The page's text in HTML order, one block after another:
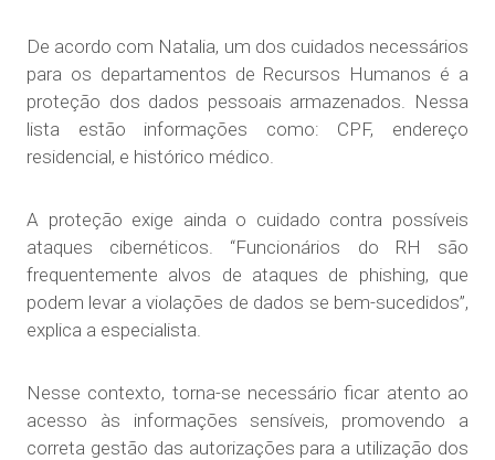
De acordo com Natalia, um dos cuidados necessários
para os departamentos de Recursos Humanos é a
proteção dos dados pessoais armazenados. Nessa
lista estão informações como: CPF, endereço
residencial, e histórico médico.
A proteção exige ainda o cuidado contra possíveis
ataques cibernéticos. “Funcionários do RH são
frequentemente alvos de ataques de phishing, que
podem levar a violações de dados se bem-sucedidos”,
explica a especialista.
Nesse contexto, torna-se necessário ficar atento ao
acesso às informações sensíveis, promovendo a
correta gestão das autorizações para a utilização dos